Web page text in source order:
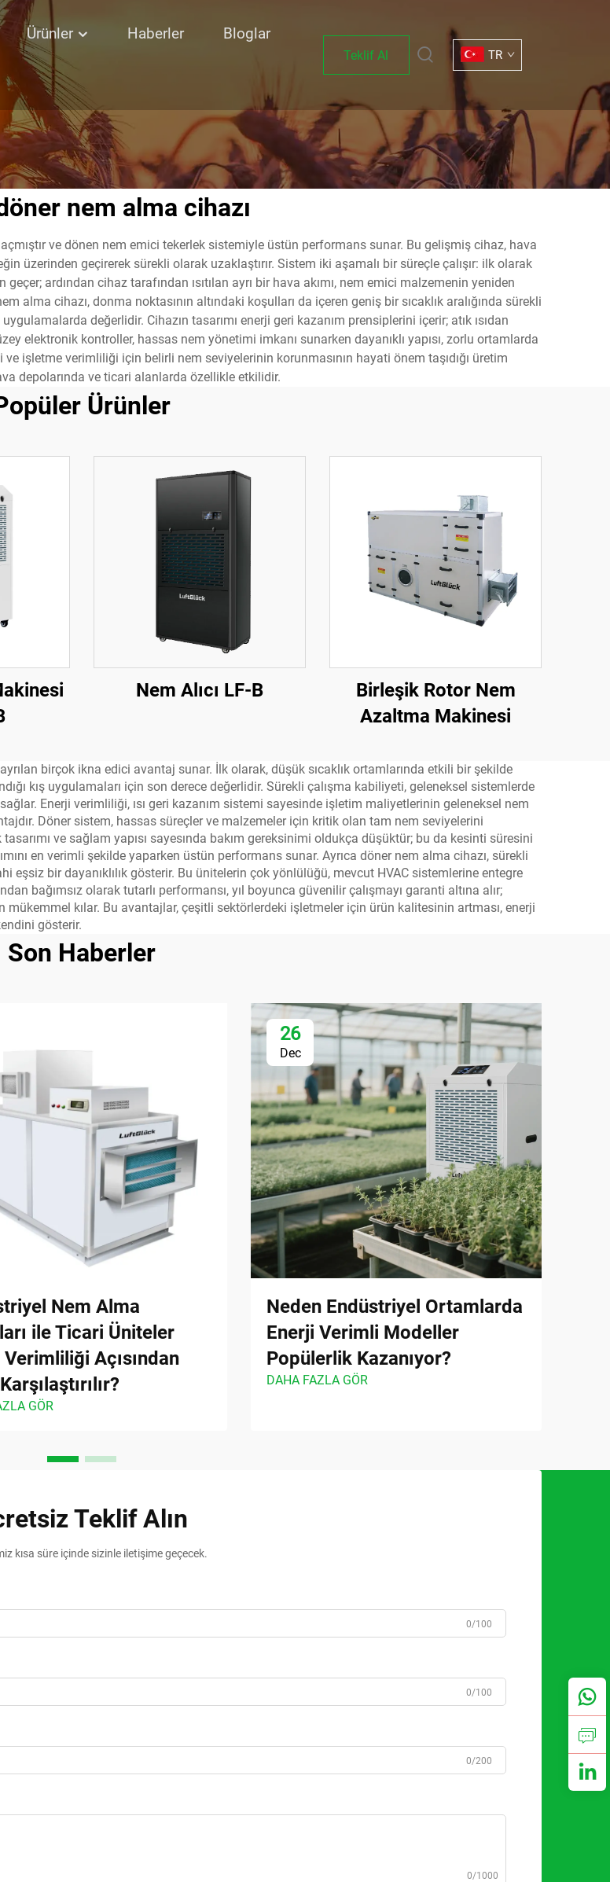
Ürünler Haberler Bloglar
Teklif Al TR
nem alma cihazı
ve dönen nem emici tekerlek sistemiyle üstün performans sunar. Bu gelişmiş cihaz, hava
üzerinden geçirerek sürekli olarak uzaklaştırır. Sistem iki aşamalı bir süreçle çalışır: ilk olarak
ardından cihaz tarafından ısıtılan ayrı bir hava akımı, nem emici malzemenin yeniden
alma cihazı, donma noktasının altındaki koşulları da içeren geniş bir sıcaklık aralığında sürekli
değerlidir. Cihazın tasarımı enerji geri kazanım prensiplerini içerir; atık ısıdan
elektronik kontroller, hassas nem yönetimi imkanı sunarken dayanıklı yapısı, zorlu ortamlarda
işletme verimliliği için belirli nem seviyelerinin korunmasının hayati önem taşıdığı üretim
depolarında ve ticari alanlarda özellikle etkilidir.
Ürünler
Nem Alıcı LF-B
Birleşik Rotor Nem
Azaltma Makinesi
birçok ikna edici avantaj sunar. İlk olarak, düşük sıcaklık ortamlarında etkili bir şekilde
kış uygulamaları için son derece değerlidir. Sürekli çalışma kabiliyeti, geleneksel sistemlerde
Enerji verimliliği, ısı geri kazanım sistemi sayesinde işletim maliyetlerinin geleneksel nem
Döner sistem, hassas süreçler ve malzemeler için kritik olan tam nem seviyelerini
ve sağlam yapısı sayesında bakım gereksinimi oldukça düşüktür; bu da kesinti süresini
en verimli şekilde yaparken üstün performans sunar. Ayrıca döner nem alma cihazı, sürekli
bir dayanıklılık gösterir. Bu ünitelerin çok yönlülüğü, mevcut HVAC sistemlerine entegre
bağımsız olarak tutarlı performansı, yıl boyunca güvenilir çalışmayı garanti altına alır;
kılar. Bu avantajlar, çeşitli sektörlerdeki işletmeler için ürün kalitesinin artması, enerji
gösterir.
Son Haberler
Nem Alma
ile Ticari Üniteler
Açısından
GÖR
26
Dec
Neden Endüstriyel Ortamlarda
Enerji Verimli Modeller
Popülerlik Kazanıyor?
DAHA FAZLA GÖR
Teklif Alın
kısa süre içinde sizinle iletişime geçecek.
0/100
0/100
0/200
0/1000